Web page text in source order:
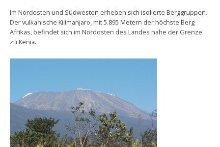
Im Nordosten und Südwesten erheben sich isolierte Berggruppen.
Der vulkanische Kilimanjaro, mit 5.895 Metern der höchste Berg
Afrikas, befindet sich im Nordosten des Landes nahe der Grenze
zu Kenia.